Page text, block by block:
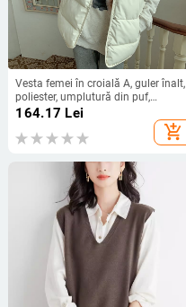
Vesta femei în croială A, guler înalt,
poliester, umplutură din puf,
închidere cu nasturi pe un singur
164.17 Lei
add_shopping_cart